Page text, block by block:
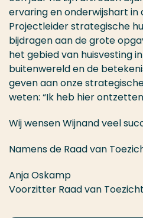
ervaring en onderwijshart in
Projectleider strategische
bijdragen aan de grote
het gebied van huisvesting
buitenwereld en de
geven aan onze
weten: “Ik heb hier
Wij wensen Wijnand veel
Namens de Raad van
Anja Oskamp
Voorzitter Raad van Toezicht